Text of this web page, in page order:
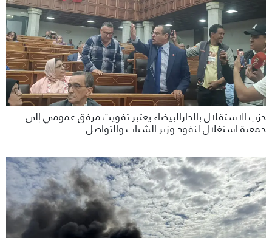
حزب الاستقلال بالدارالبيضاء يعتبر تفويت مرفق عمومي إلى
جمعية استغلال لنفود وزير الشباب والتواصل